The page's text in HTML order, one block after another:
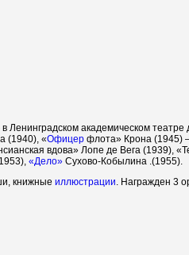
Ленинградском академическом
(1940), «Офицер флота» Крона (1945)
вдова» Лопе де Вега (1939),
«Дело» Сухово-Кобылина .(1955).
книжные иллюстрации. Награжден 3